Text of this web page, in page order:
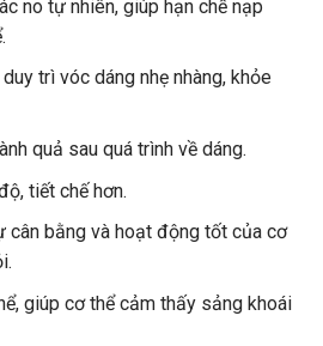
no tự nhiên, giúp hạn chế nạp
trì vóc dáng nhẹ nhàng, khỏe
quả sau quá trình về dáng.
tiết chế hơn.
cân bằng và hoạt động tốt của cơ
giúp cơ thể cảm thấy sảng khoái